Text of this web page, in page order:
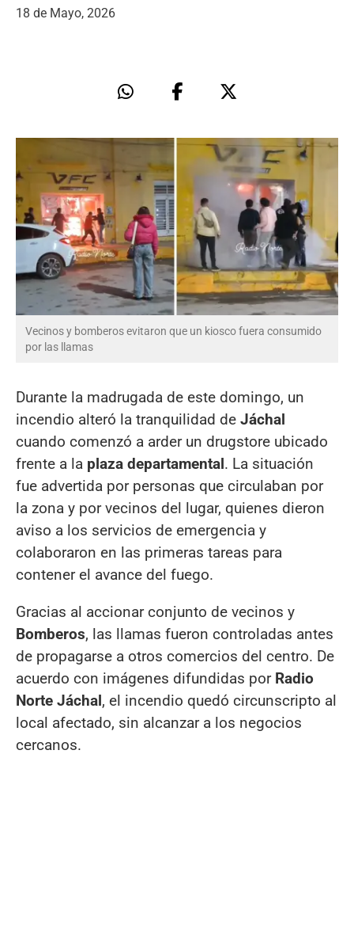
18 de Mayo, 2026
Vecinos y bomberos evitaron que un kiosco fuera consumido
por las llamas
Durante la madrugada de este domingo, un
incendio alteró la tranquilidad de Jáchal
cuando comenzó a arder un drugstore ubicado
frente a la plaza departamental. La situación
fue advertida por personas que circulaban por
la zona y por vecinos del lugar, quienes dieron
aviso a los servicios de emergencia y
colaboraron en las primeras tareas para
contener el avance del fuego.
Gracias al accionar conjunto de vecinos y
Bomberos, las llamas fueron controladas antes
de propagarse a otros comercios del centro. De
acuerdo con imágenes difundidas por Radio
Norte Jáchal, el incendio quedó circunscripto al
local afectado, sin alcanzar a los negocios
cercanos.